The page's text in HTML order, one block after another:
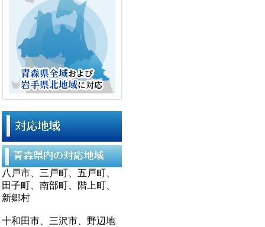
八戸市、三戸町、五戸町、
田子町、南部町、階上町、
新郷村
十和田市、三沢市、野辺地